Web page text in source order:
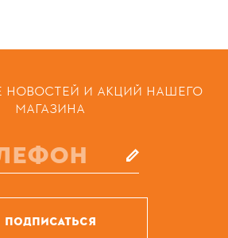
НОВОСТЕЙ И АКЦИЙ НАШЕГО
МАГАЗИНА
ПОДПИСАТЬСЯ